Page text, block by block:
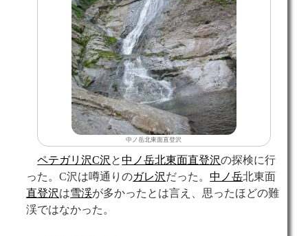
中ノ岳北東面直登沢
ペテガリ沢C沢 と中ノ岳北東面直登沢の探検に行
った。C沢は噂通りのガレ沢だった。中ノ岳北東面
直登沢は雪渓が多かったとは言え、思ったほどの難
渓ではなかった。